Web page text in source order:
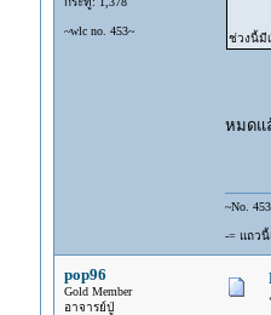
~wlc no. 453~
ช่วงนี้มี
หมดแ
~No.
-= แถวนี้
pop96
Gold Member
อาจารย์ปู่